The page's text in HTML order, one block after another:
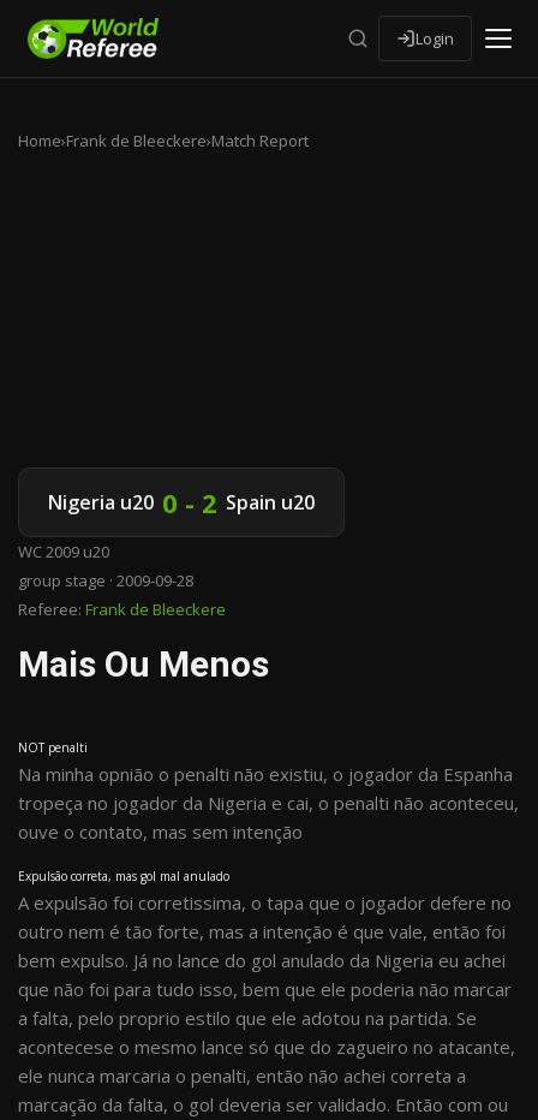
Login
Home›Frank de Bleeckere›Match Report
Nigeria u20 0 - 2 Spain u20
WC 2009 u20
group stage · 2009-09-28
Referee: Frank de Bleeckere
Mais Ou Menos
NOT penalti
Na minha opnião o penalti não existiu, o jogador da Espanha
tropeça no jogador da Nigeria e cai, o penalti não aconteceu,
ouve o contato, mas sem intenção
Expulsão correta, mas gol mal anulado
A expulsão foi corretissima, o tapa que o jogador defere no
outro nem é tão forte, mas a intenção é que vale, então foi
bem expulso. Já no lance do gol anulado da Nigeria eu achei
que não foi para tudo isso, bem que ele poderia não marcar
a falta, pelo proprio estilo que ele adotou na partida. Se
acontecese o mesmo lance só que do zagueiro no atacante,
ele nunca marcaria o penalti, então não achei correta a
marcação da falta, o gol deveria ser validado. Então com ou